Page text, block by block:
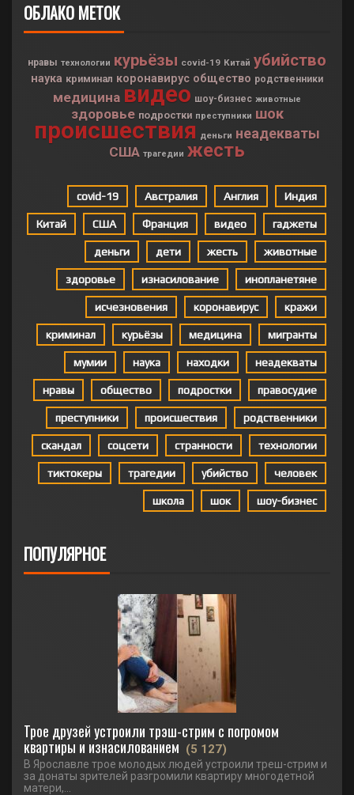
ОБЛАКО МЕТОК
нравы технологии курьёзы covid-19 Китай убийство
наука криминал коронавирус общество родственники
медицина видео шоу-бизнес животные
здоровье подростки преступники шок
происшествия деньги неадекваты
США трагедии жесть
covid-19 Австралия Англия Индия
Китай США Франция видео гаджеты
деньги дети жесть животные
здоровье изнасилование инопланетяне
исчезновения коронавирус кражи
криминал курьёзы медицина мигранты
мумии наука находки неадекваты
нравы общество подростки правосудие
преступники происшествия родственники
скандал соцсети странности технологии
тиктокеры трагедии убийство человек
школа шок шоу-бизнес
ПОПУЛЯРНОЕ
Трое друзей устроили трэш-стрим с погромом
квартиры и изнасилованием (5 127)
В Ярославле трое молодых людей устроили треш-стрим и
за донаты зрителей разгромили квартиру многодетной
матери,...